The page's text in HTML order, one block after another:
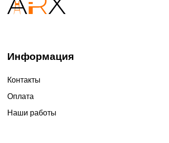
Информация
Контакты
Оплата
Наши работы